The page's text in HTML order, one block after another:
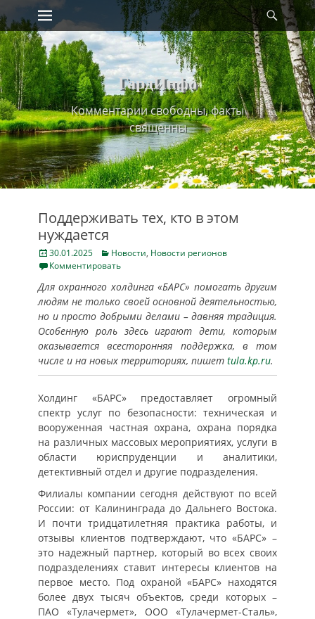
Skip
to
content
Primary Menu
ГардИнфо
Комментарии свободны, факты
священны
Поддерживать тех, кто в этом
нуждается
Posted
on
30.01.2025 Categories
Новости, Новости регионов
Комментировать
Для охранного холдинга «БАРС» помогать другим
людям не только своей основной деятельностью,
но и просто добрыми делами – давняя традиция.
Особенную роль здесь играют дети, которым
оказывается всесторонняя поддержка, в том
числе и на новых территориях, пишет tula.kp.ru.
Холдинг «БАРС» предоставляет огромный
спектр услуг по безопасности: техническая и
вооруженная частная охрана, охрана порядка
на различных массовых мероприятиях, услуги в
области юриспруденции и аналитики,
детективный отдел и другие подразделения.
Филиалы компании сегодня действуют по всей
России: от Калининграда до Дальнего Востока.
И почти тридцатилетняя практика работы, и
отзывы клиентов подтверждают, что «БАРС» –
это надежный партнер, который во всех своих
подразделениях ставит интересы клиентов на
первое место. Под охраной «БАРС» находятся
более двух тысяч объектов, среди которых –
ПАО «Тулачермет», ООО «Тулачермет-Сталь»,